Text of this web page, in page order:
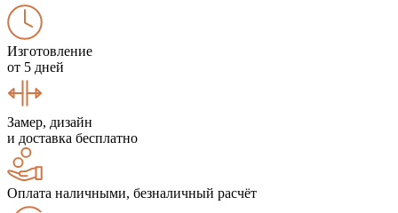
Изготовление
от 5 дней
Замер, дизайн
и доставка бесплатно
Оплата наличными, безналичный расчёт